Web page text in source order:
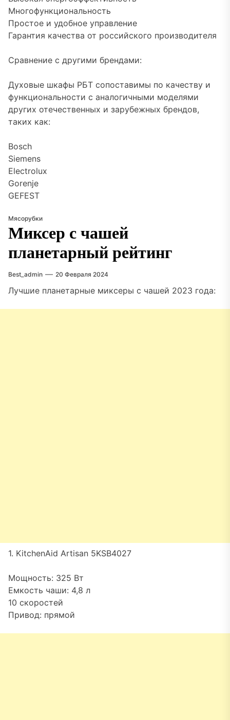
Многофункциональность
Простое и удобное управление
Гарантия качества от российского производителя
Сравнение с другими брендами:
Духовые шкафы РБТ сопоставимы по качеству и
функциональности с аналогичными моделями
других отечественных и зарубежных брендов,
таких как:
Bosch
Siemens
Electrolux
Gorenje
GEFEST
Мясорубки
Миксер с чашей
планетарный рейтинг
Best_admin 20 Февраля 2024
Лучшие планетарные миксеры с чашей 2023 года:
1. KitchenAid Artisan 5KSB4027
Мощность: 325 Вт
Емкость чаши: 4,8 л
10 скоростей
Привод: прямой